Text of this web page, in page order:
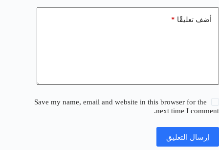
أضف تعليقًا *
Save my name, email and website in this browser for the
next time I comment.
إرسال التعليق